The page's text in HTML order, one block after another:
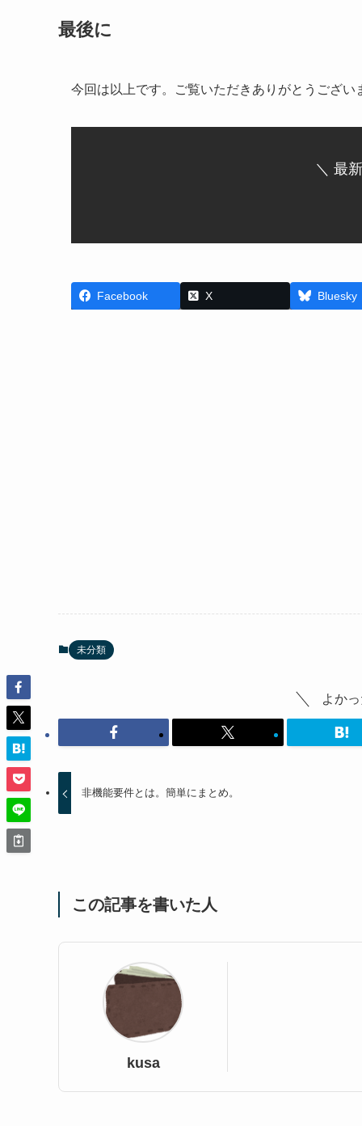
最後に
今回は以上です。ご覧いただきありがとうござい
＼ 最
Facebook X Bluesky
未分類
よか
非機能要件とは。簡単にまとめ。
この記事を書いた人
kusa